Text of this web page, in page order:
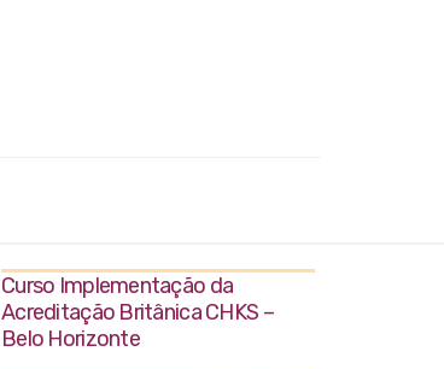
Curso Implementação da
Acreditação Britânica CHKS –
Belo Horizonte